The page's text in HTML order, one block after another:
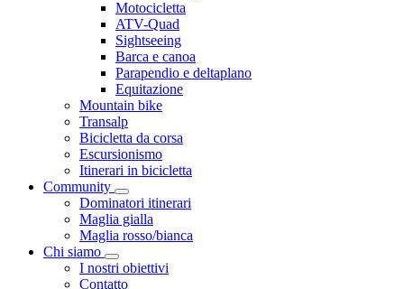
Motocicletta
ATV-Quad
Sightseeing
Barca e canoa
Parapendio e deltaplano
Equitazione
Mountain bike
Transalp
Bicicletta da corsa
Escursionismo
Itinerari in bicicletta
Community
Dominatori itinerari
Maglia gialla
Maglia rosso/bianca
Chi siamo
I nostri obiettivi
Contatto